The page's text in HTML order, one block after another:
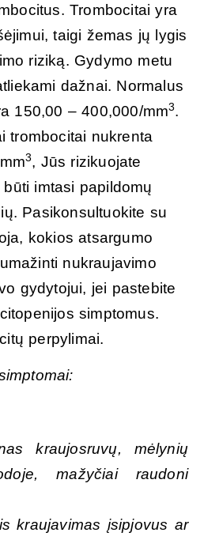
Trombocitai yra
taigi žemas jų lygis
riziką. Gydymo metu
dažnai. Normalus
150,00 – 400,000/mm3.
trombocitai nukrenta
3, Jūs rizikuojate
imtasi papildomų
Pasikonsultuokite su
kokios atsargumo
nukraujavimo
gydytojui, jei pastebite
simptomus.
perpylimai.
kraujosruvų, mėlynių
mažyčiai raudoni
kraujavimas įsipjovus ar